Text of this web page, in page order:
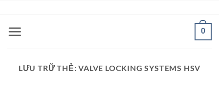
nội
0
LƯU TRỮ THẺ:VALVE LOCKING SYSTEMS HSV